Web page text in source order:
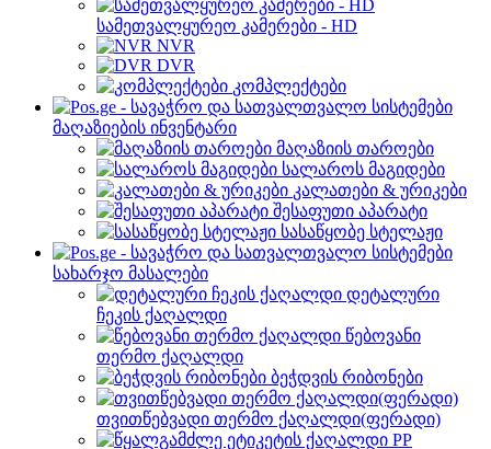
სამეთვალყურეო კამერები - HD
NVR
DVR
კომპლექტები
მაღაზიების ინვენტარი
მაღაზიის თაროები
სალაროს მაგიდები
კალათები & ურიკები
შესაფუთი აპარატი
სასაწყობე სტელაჟი
სახარჯო მასალები
დეტალური
ჩეკის ქაღალდი
წებოვანი
თერმო ქაღალდი
ბეჭდვის რიბონები
თვითწებვადი თერმო ქაღალდი(ფერადი)